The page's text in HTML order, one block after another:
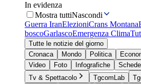
In evidenza
Mostra tuttiNascondi
Guerra IranElezioniCrans Montana
boscoGarlascoEmergenza Clima
Tutte le notizie del giorno
Cronaca
Mondo Politica
Video
Foto Infografiche
Schede
Tv & Spettacolo
TgcomLab